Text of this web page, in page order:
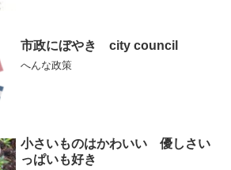
ラスでは読書をしたら感想...
市政にぼやき city council
へんな政策
小さいものはかわいい 優しさい
っぱいも好き